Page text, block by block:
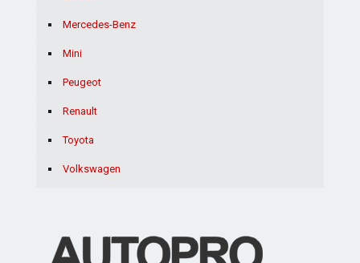
Mercedes-Benz
Mini
Peugeot
Renault
Toyota
Volkswagen